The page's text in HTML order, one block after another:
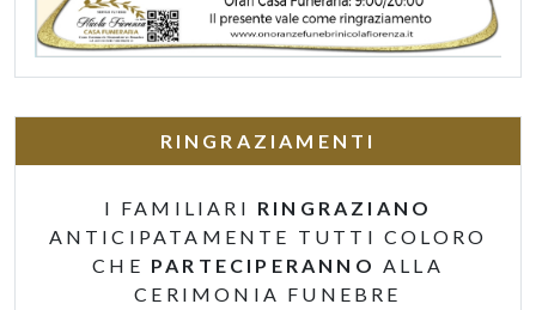
RINGRAZIAMENTI
I FAMILIARI RINGRAZIANO
ANTICIPATAMENTE TUTTI COLORO
CHE PARTECIPERANNO ALLA
CERIMONIA FUNEBRE